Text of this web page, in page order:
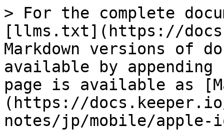
> For the complete
[llms.txt](https://
Markdown versions of
available by
page is available as
(https://
notes/jp/mobile/